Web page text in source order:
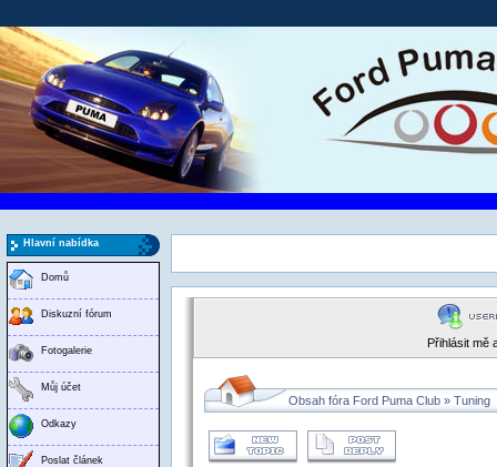
Hlavní nabídka
Domů
Diskuzní fórum
Fotogalerie
Můj účet
Odkazy
Poslat článek
Přihlásit mě
Obsah fóra Ford Puma Club » Tuning